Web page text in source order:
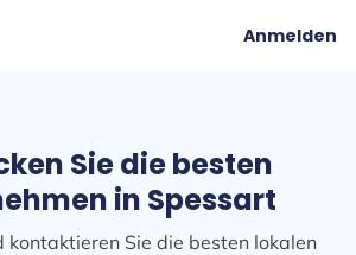
Anmelden
Sie die besten
in Spessart
kontaktieren Sie die besten lokalen